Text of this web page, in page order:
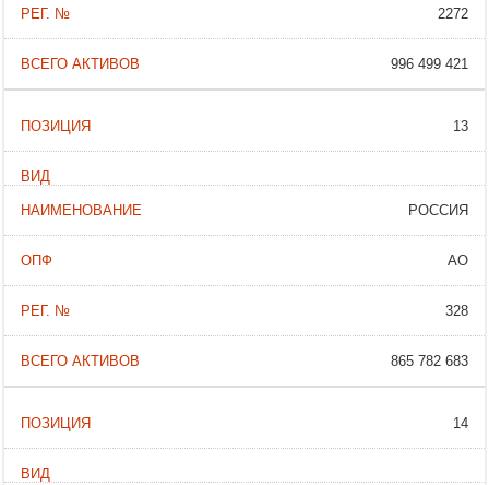
2272
996 499 421
13
РОССИЯ
АО
328
865 782 683
14